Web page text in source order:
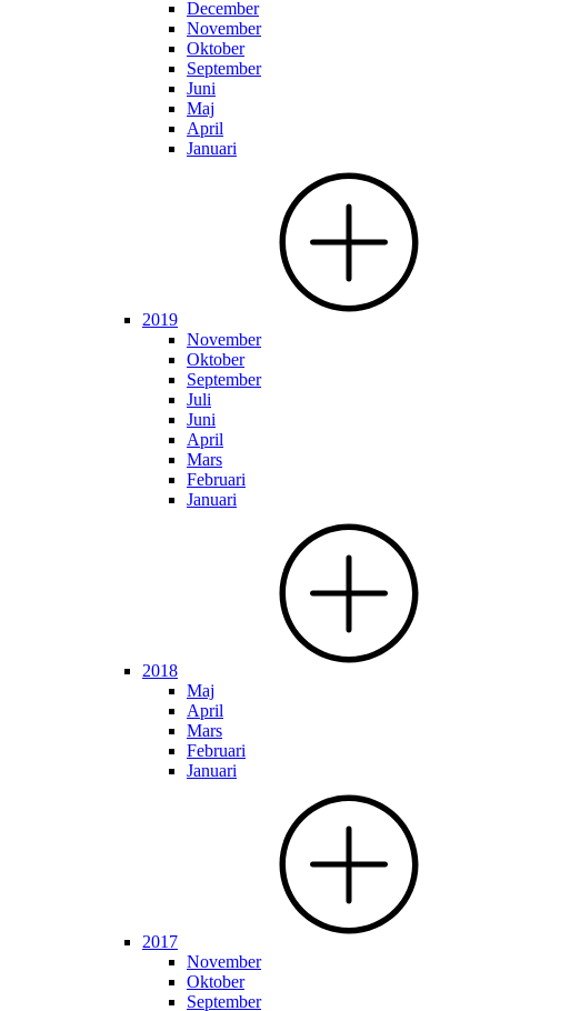
December
November
Oktober
September
Juni
Maj
April
Januari
2019
November
Oktober
September
Juli
Juni
April
Mars
Februari
Januari
2018
Maj
April
Mars
Februari
Januari
2017
November
Oktober
September